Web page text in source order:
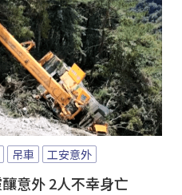
吊車 工安意外
意外 2人不幸身亡